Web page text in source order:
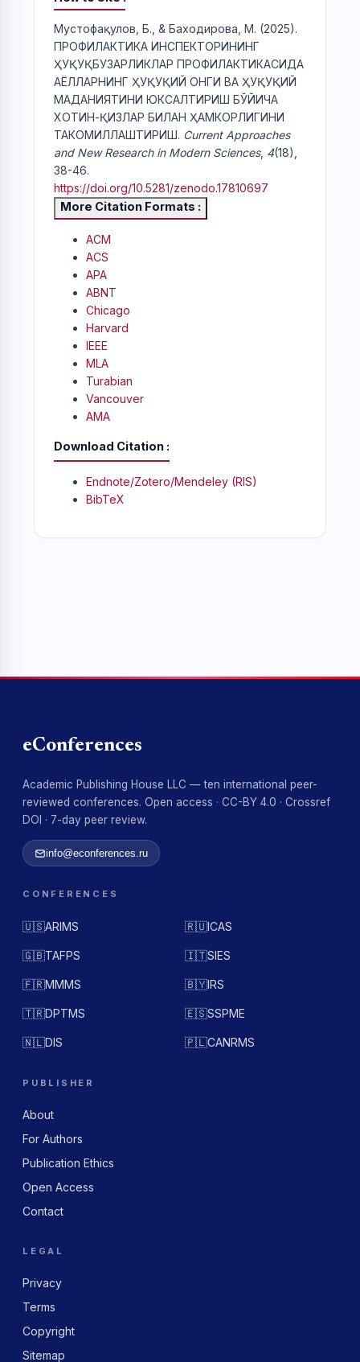
Мустофақулов, Б., & Баходирова, М. (2025).
ПРОФИЛАКТИКА ИНСПЕКТОРИНИНГ
ҲУҚУҚБУЗАРЛИКЛАР ПРОФИЛАКТИКАСИДА
АЁЛЛАРНИНГ ҲУҚУҚИЙ ОНГИ ВА ҲУҚУҚИЙ
МАДАНИЯТИНИ ЮКСАЛТИРИШ БЎЙИЧА
ХОТИН-ҚИЗЛАР БИЛАН ҲАМКОРЛИГИНИ
ТАКОМИЛЛАШТИРИШ. Current Approaches
and New Research in Modern Sciences, 4(18),
38-46.
https://doi.org/10.5281/zenodo.17810697
More Citation Formats
ACM
ACS
APA
ABNT
Chicago
Harvard
IEEE
MLA
Turabian
Vancouver
AMA
Download Citation
Endnote/Zotero/Mendeley (RIS)
BibTeX
eConferences
Academic Publishing House LLC — ten international peer-
reviewed conferences. Open access · CC-BY 4.0 · Crossref
DOI · 7-day peer review.
info@econferences.ru
CONFERENCES
🇺🇸ARIMS 🇷🇺ICAS
🇬🇧TAFPS 🇮🇹SIES
🇫🇷MMMS 🇧🇾IRS
🇹🇷DPTMS 🇪🇸SSPME
🇳🇱DIS 🇵🇱CANRMS
PUBLISHER
About
For Authors
Publication Ethics
Open Access
Contact
LEGAL
Privacy
Terms
Copyright
Sitemap